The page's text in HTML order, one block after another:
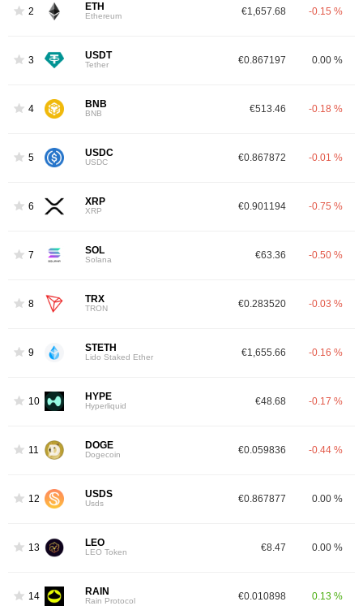
2 ETH
Ethereum €1,657.68 -0.15 %
3 USDT
Tether €0.867197 0.00 %
4 BNB
BNB €513.46 -0.18 %
5 USDC
USDC €0.867872 -0.01 %
6 XRP
XRP €0.901194 -0.75 %
7 SOL
Solana €63.36 -0.50 %
8 TRX
TRON €0.283520 -0.03 %
9 STETH
Lido Staked Ether €1,655.66 -0.16 %
10 HYPE
Hyperliquid €48.68 -0.17 %
11 DOGE
Dogecoin €0.059836 -0.44 %
12 USDS
Usds €0.867877 0.00 %
13 LEO
LEO Token €8.47 0.00 %
14 RAIN
Rain Protocol €0.010898 0.13 %